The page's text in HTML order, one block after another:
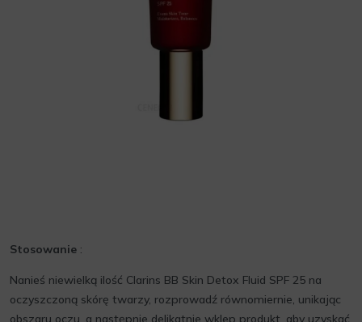
Stosowanie :
Nanieś niewielką ilość Clarins BB Skin Detox Fluid SPF 25 na
oczyszczoną skórę twarzy, rozprowadź równomiernie, unikając
obszaru oczu, a następnie delikatnie wklep produkt, aby uzyskać